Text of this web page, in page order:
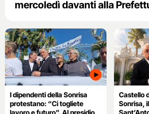
mercoledì davanti alla
I dipendenti della Sonrisa
protestano: “Ci togliete
lavoro e futuro”. Al presidio
Castello
Sonrisa,